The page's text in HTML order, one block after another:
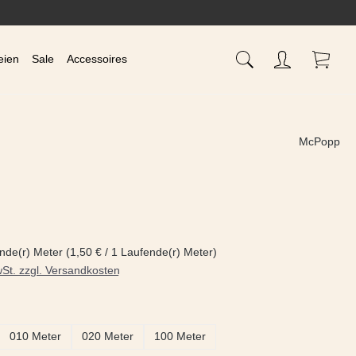
Sale Accessoires
McPopp
Meter (1,50 € / 1 Laufende(r) Meter)
zzgl. Versandkosten
010 Meter 020 Meter 100 Meter